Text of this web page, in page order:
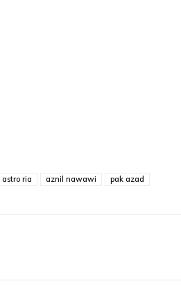
astro ria aznil nawawi
pak azad